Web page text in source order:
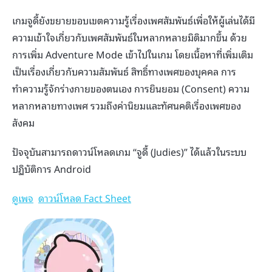
เกมจูดี้ยังขยายขอบเขตความรู้เรื่องเพศสัมพันธ์เพื่อให้ผู้เล่นได้มี
ความเข้าใจเกี่ยวกับเพศสัมพันธ์ในหลากหลายมิติมากขึ้น ด้วย
การเพิ่ม Adventure Mode เข้าไปในเกม โดยเนื้อหาที่เพิ่มเติม
เป็นเรื่องเกี่ยวกับความสัมพันธ์ สิทธิ์ทางเพศของบุคคล การ
ทำความรู้จักร่างกายของตนเอง การยินยอม (Consent) ความ
หลากหลายทางเพศ รวมถึงค่านิยมและทัศนคติเรื่องเพศของ
สังคม
ปัจจุบันสามารถดาวน์โหลดเกม “จูดี้ (Judies)” ได้แล้วในระบบ
ปฏิบัติการ Android
ดูเพจ ดาวน์โหลด Fact Sheet